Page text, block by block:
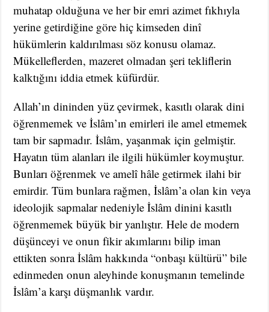
muhatap olduğuna ve her bir emri azimet fıkhıyla
yerine getirdiğine göre hiç kimseden dinî
hükümlerin kaldırılması söz konusu olamaz.
Mükelleflerden, mazeret olmadan şeri tekliflerin
kalktığını iddia etmek küfürdür.
Allah’ın dininden yüz çevirmek, kasıtlı olarak dini
öğrenmemek ve İslâm’ın emirleri ile amel etmemek
tam bir sapmadır. İslâm, yaşanmak için gelmiştir.
Hayatın tüm alanları ile ilgili hükümler koymuştur.
Bunları öğrenmek ve amelî hâle getirmek ilahi bir
emirdir. Tüm bunlara rağmen, İslâm’a olan kin veya
ideolojik sapmalar nedeniyle İslâm dinini kasıtlı
öğrenmemek büyük bir yanlıştır. Hele de modern
düşünceyi ve onun fikir akımlarını bilip iman
ettikten sonra İslâm hakkında “onbaşı kültürü” bile
edinmeden onun aleyhinde konuşmanın temelinde
İslâm’a karşı düşmanlık vardır.